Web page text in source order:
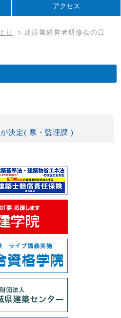
アクセス
り > 建設業経営者研修会の日
決定( 県・監理課 )